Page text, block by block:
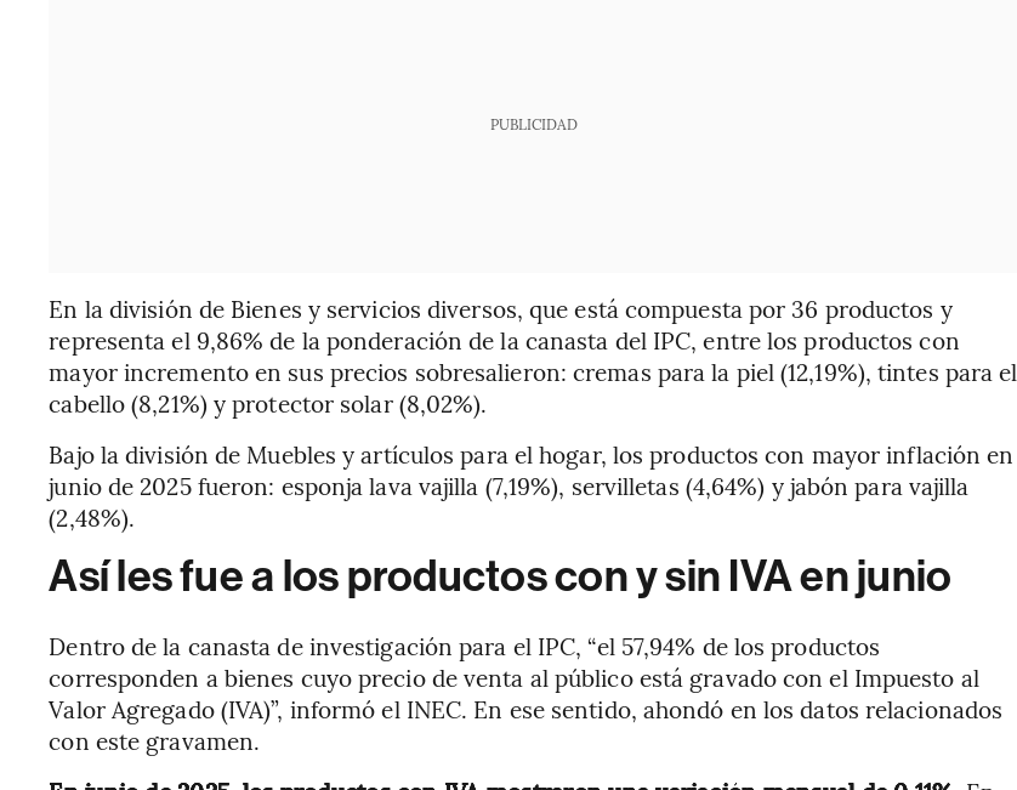
PUBLICIDAD
En la división de Bienes y servicios diversos, que está compuesta por 36 productos y
representa el 9,86% de la ponderación de la canasta del IPC, entre los productos con
mayor incremento en sus precios sobresalieron: cremas para la piel (12,19%), tintes para el
cabello (8,21%) y protector solar (8,02%).
Bajo la división de Muebles y artículos para el hogar, los productos con mayor inflación en
junio de 2025 fueron: esponja lava vajilla (7,19%), servilletas (4,64%) y jabón para vajilla
(2,48%).
Así les fue a los productos con y sin IVA en junio
Dentro de la canasta de investigación para el IPC, “el 57,94% de los productos
corresponden a bienes cuyo precio de venta al público está gravado con el Impuesto al
Valor Agregado (IVA)”, informó el INEC. En ese sentido, ahondó en los datos relacionados
con este gravamen.